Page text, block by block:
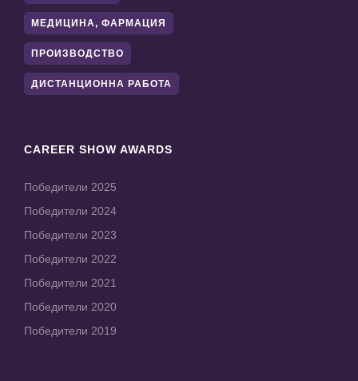
МЕДИЦИНА, ФАРМАЦИЯ
ПРОИЗВОДСТВО
ДИСТАНЦИОННА РАБОТА
CAREER SHOW AWARDS
Победители 2025
Победители 2024
Победители 2023
Победители 2022
Победители 2021
Победители 2020
Победители 2019